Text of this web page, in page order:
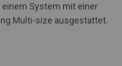
System mit einer
Multi-size ausgestattet.